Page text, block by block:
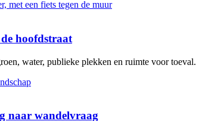
hoofdstraat
water, publieke plekken en ruimte voor toeval.
naar wandelvraag